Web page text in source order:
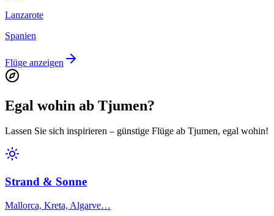
Lanzarote
Spanien
Flüge anzeigen
Egal wohin ab Tjumen?
Lassen Sie sich inspirieren – günstige Flüge ab Tjumen, egal wohin!
Strand & Sonne
Mallorca, Kreta, Algarve…